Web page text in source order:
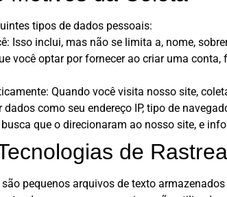
tipos de dados pessoais:
Isso inclui, mas não se limita a, nome,
você optar por fornecer ao criar uma
Quando você visita nosso site,
como seu endereço IP, tipo de
que o direcionaram ao nosso site, e
de
pequenos arquivos de texto